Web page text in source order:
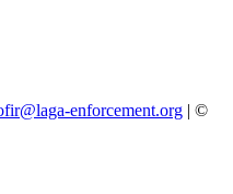
enforcement.org | ©